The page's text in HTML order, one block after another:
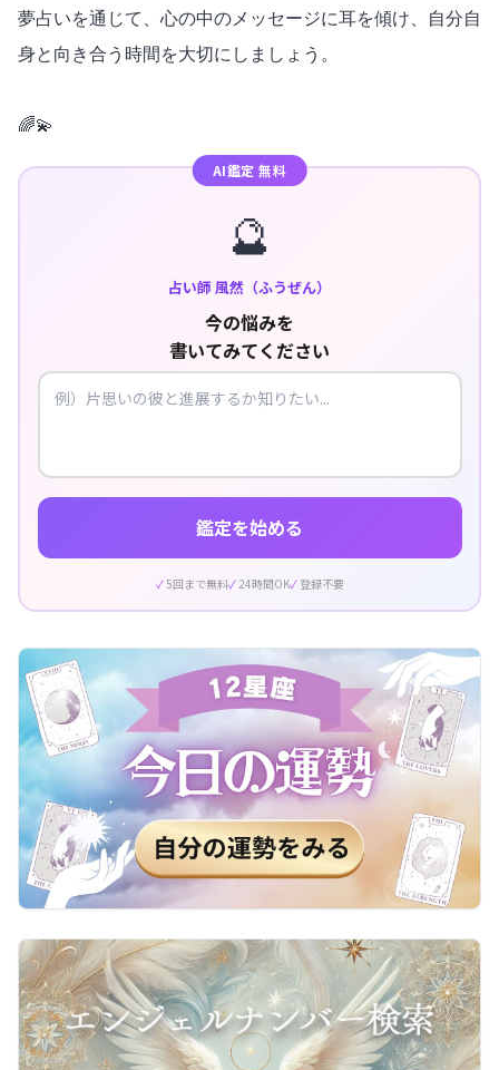
夢占いを通じて、心の中のメッセージに耳を傾け、自分自
身と向き合う時間を大切にしましょう。
🌈💫
AI鑑定 無料
🔮
占い師 風然（ふうぜん）
今の悩みを
書いてみてください
鑑定を始める
5回まで無料 24時間OK 登録不要